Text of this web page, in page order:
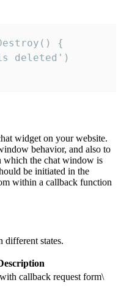
{
deleted')
widget on your website.
behavior, and also to
which the chat window is
be initiated in the
within a callback function
states.
callback request form\